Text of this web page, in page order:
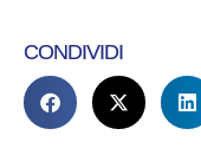
CONDIVIDI